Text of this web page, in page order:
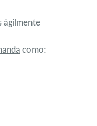
ágilmente
como: